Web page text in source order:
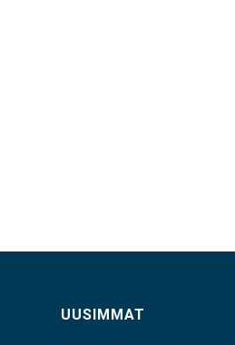
UUSIMMAT